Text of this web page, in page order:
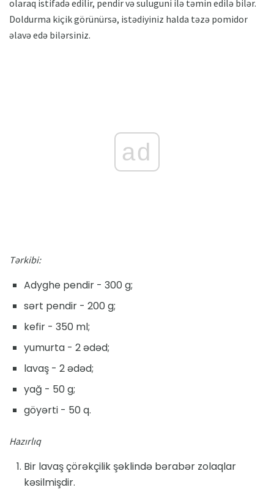
olaraq istifadə edilir, pendir və suluguni ilə təmin edilə bilər.
Doldurma kiçik görünürsə, istədiyiniz halda təzə pomidor
əlavə edə bilərsiniz.
ad
Tərkibi:
Adyghe pendir - 300 g;
sərt pendir - 200 g;
kefir - 350 ml;
yumurta - 2 ədəd;
lavaş - 2 ədəd;
yağ - 50 g;
göyərti - 50 q.
Hazırlıq
Bir lavaş çörəkçilik şəklində bərabər zolaqlar
kəsilmişdir.